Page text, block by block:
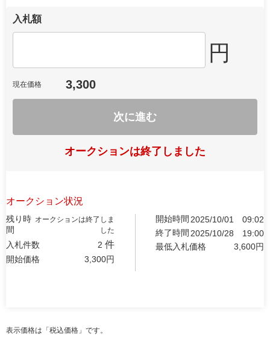
入札額
円
現在価格 3,300
次に進む
オークションは終了しました
オークション状況
残り時
間
オークションは終了しま
した
入札件数 2 件
開始価格 3,300円
開始時間 2025/10/01
09:02
終了時間 2025/10/28
19:00
最低入札価格
3,600円
表示価格は「税込価格」です。